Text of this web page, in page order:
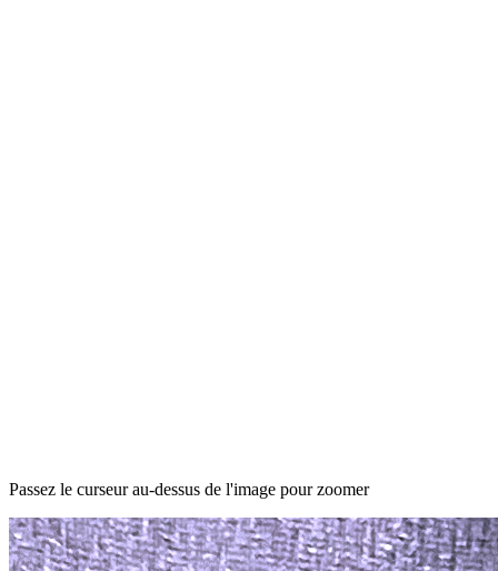
Passez le curseur au-dessus de l'image pour zoomer